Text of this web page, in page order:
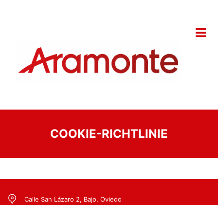
COOKIE-RICHTLINIE
Calle San Lázaro 2, Bajo, Oviedo